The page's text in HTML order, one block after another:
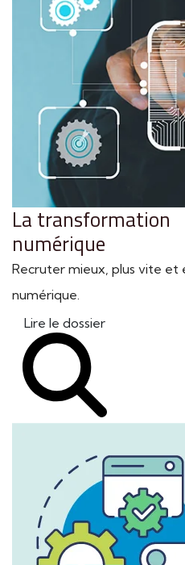
La transformation
numérique
Recruter mieux, plus vite et
numérique.
Lire le dossier